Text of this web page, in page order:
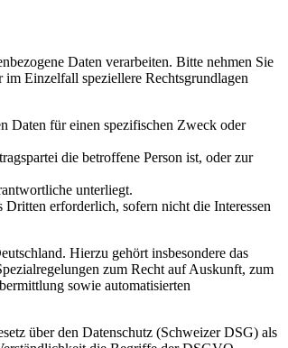
Daten verarbeiten. Bitte nehmen Sie
Einzelfall speziellere Rechtsgrundlagen
Daten für einen spezifischen Zweck oder
die betroffene Person ist, oder zur
unterliegt.
erforderlich, sofern nicht die Interessen
Hierzu gehört insbesondere das
zum Recht auf Auskunft, zum
sowie automatisierten
über den Datenschutz (Schweizer DSG) als